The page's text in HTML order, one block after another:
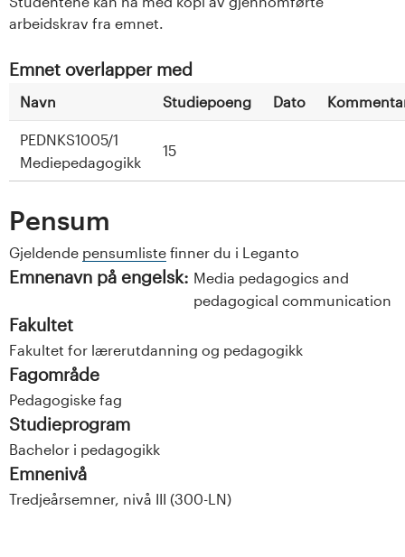
arbeidskrav fra emnet.
Emnet overlapper med
Navn Studiepoeng Dato
PEDNKS1005/1
Mediepedagogikk
15
Pensum
Gjeldende pensumliste finner du i Leganto
Emnenavn på engelsk: Media pedagogics and
pedagogical communication
Fakultet
Fakultet for lærerutdanning og pedagogikk
Fagområde
Pedagogiske fag
Studieprogram
Bachelor i pedagogikk
Emnenivå
Tredjeårsemner, nivå III (300-LN)